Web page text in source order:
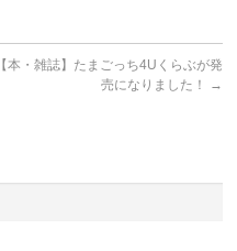
【本・雑誌】たまごっち4Uくらぶが発
売になりました！
→